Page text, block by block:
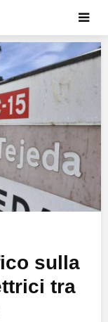
sulla
tra